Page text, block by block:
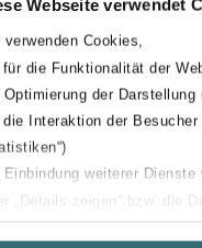
Webseite verwendet
verwenden Cookies,
die Funktionalität der
Optimierung der Darstellung
die Interaktion der
Einbindung weiterer Dienste
„Details zeigen“ bzw. die